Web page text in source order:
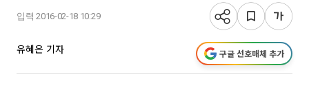
입력 2016-02-18 10:29
유혜은 기자 구글 선호매체 추가